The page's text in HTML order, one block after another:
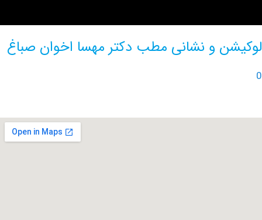
و نشانی مطب دکتر مهسا اخوان صباغ